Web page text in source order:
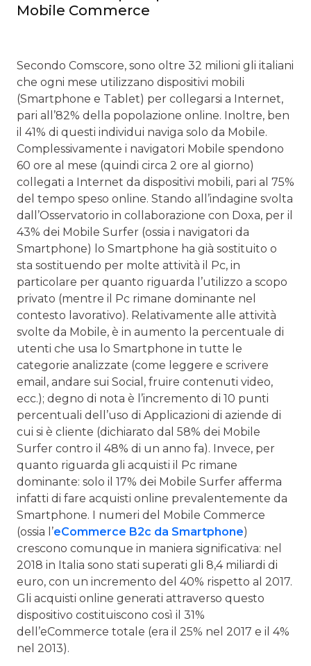
Mobile Commerce
Secondo Comscore, sono oltre 32 milioni gli italiani
che ogni mese utilizzano dispositivi mobili
(Smartphone e Tablet) per collegarsi a Internet,
pari all’82% della popolazione online. Inoltre, ben
il 41% di questi individui naviga solo da Mobile.
Complessivamente i navigatori Mobile spendono
60 ore al mese (quindi circa 2 ore al giorno)
collegati a Internet da dispositivi mobili, pari al 75%
del tempo speso online. Stando all’indagine svolta
dall’Osservatorio in collaborazione con Doxa, per il
43% dei Mobile Surfer (ossia i navigatori da
Smartphone) lo Smartphone ha già sostituito o
sta sostituendo per molte attività il Pc, in
particolare per quanto riguarda l’utilizzo a scopo
privato (mentre il Pc rimane dominante nel
contesto lavorativo). Relativamente alle attività
svolte da Mobile, è in aumento la percentuale di
utenti che usa lo Smartphone in tutte le
categorie analizzate (come leggere e scrivere
email, andare sui Social, fruire contenuti video,
ecc.); degno di nota è l’incremento di 10 punti
percentuali dell’uso di Applicazioni di aziende di
cui si è cliente (dichiarato dal 58% dei Mobile
Surfer contro il 48% di un anno fa). Invece, per
quanto riguarda gli acquisti il Pc rimane
dominante: solo il 17% dei Mobile Surfer afferma
infatti di fare acquisti online prevalentemente da
Smartphone. I numeri del Mobile Commerce
(ossia l’eCommerce B2c da Smartphone)
crescono comunque in maniera significativa: nel
2018 in Italia sono stati superati gli 8,4 miliardi di
euro, con un incremento del 40% rispetto al 2017.
Gli acquisti online generati attraverso questo
dispositivo costituiscono così il 31%
dell’eCommerce totale (era il 25% nel 2017 e il 4%
nel 2013).